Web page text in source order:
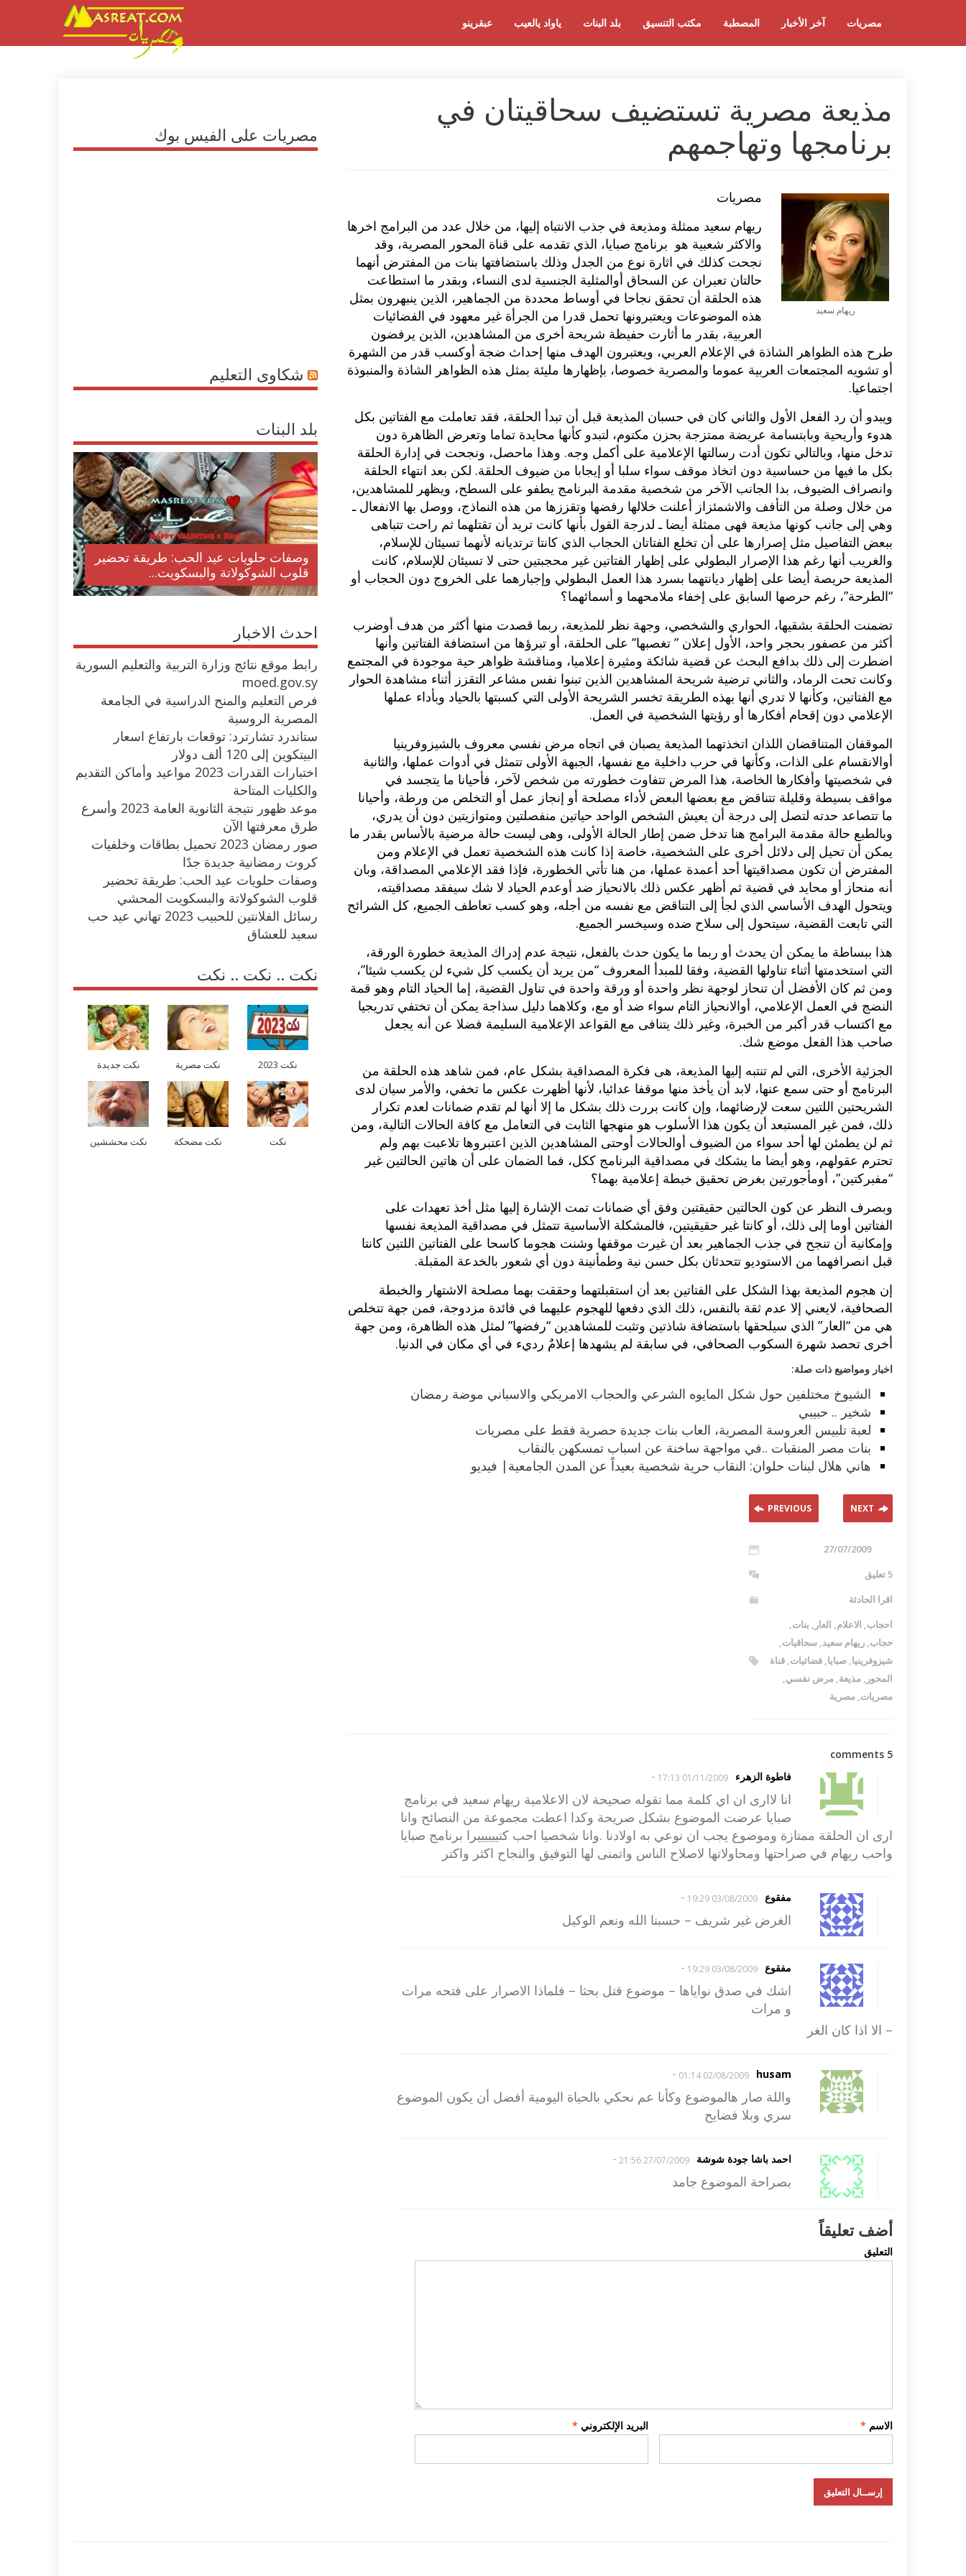
عبقرينو ياواد يالعيب بلد البنات مكتب التنسيق المصطبة آخر الأخبار مصريات
مذيعة مصرية تستضيف سحاقيتان في
برنامجها وتهاجمهم
ريهام سعيد
مصريات
ريهام سعيد ممثلة ومذيعة في جذب الانتباه إليها، من خلال عدد من البرامج اخرها
والاكثر شعبية هو برنامج صبايا، الذي تقدمه على قناة المحور المصرية، وقد
نجحت كذلك في اثارة نوع من الجدل وذلك باستضافتها بنات من المفترض أنهما
حالتان تعبران عن السحاق أوالمثلية الجنسية لدى النساء، وبقدر ما استطاعت
هذه الحلقة أن تحقق نجاحا في أوساط محددة من الجماهير، الذين ينبهرون بمثل
هذه الموضوعات ويعتبرونها تحمل قدرا من الجرأة غير معهود في الفضائيات
العربية، بقدر ما أثارت حفيظة شريحة أخرى من المشاهدين، الذين يرفضون
طرح هذه الظواهر الشاذة في الإعلام العربي، ويعتبرون الهدف منها إحداث ضجة أوكسب قدر من الشهرة
أو تشويه المجتمعات العربية عموما والمصرية خصوصا، بإظهارها مليئة بمثل هذه الظواهر الشاذة والمنبوذة
اجتماعيا.
ويبدو أن رد الفعل الأول والثاني كان في حسبان المذيعة قبل أن تبدأ الحلقة، فقد تعاملت مع الفتاتين بكل
هدوء وأريحية وبابتسامة عريضة ممتزجة بحزن مكتوم، لتبدو كأنها محايدة تماما وتعرض الظاهرة دون
تدخل منها، وبالتالي تكون أدت رسالتها الإعلامية على أكمل وجه. وهذا ماحصل، ونجحت في إدارة الحلقة
بكل ما فيها من حساسية دون اتخاذ موقف سواء سلبا أو إيجابا من ضيوف الحلقة. لكن بعد انتهاء الحلقة
وانصراف الضيوف، بدا الجانب الآخر من شخصية مقدمة البرنامج يطفو على السطح، ويظهر للمشاهدين،
من خلال وصلة من التأفف والاشمئزاز أعلنت خلالها رفضها وتقززها من هذه النماذج، ووصل بها الانفعال ـ
وهي إلى جانب كونها مذيعة فهى ممثلة أيضا ـ لدرجة القول بأنها كانت تريد أن تقتلهما ثم راحت تتباهى
ببعض التفاصيل مثل إصرارها على أن تخلع الفتاتان الحجاب الذي كانتا ترتديانه لأنهما تسيئان للإسلام،
والغريب أنها رغم هذا الإصرار البطولي على إظهار الفتاتين غير محجبتين حتى لا تسيئان للإسلام، كانت
المذيعة حريصة أيضا على إظهار ديانتهما بسرد هذا العمل البطولي وإجبارهما على الخروج دون الحجاب أو
“الطرحة”، رغم حرصها السابق على إخفاء ملامحهما و أسمائهما؟
تضمنت الحلقة بشقيها، الحواري والشخصي، وجهة نظر للمذيعة، ربما قصدت منها أكثر من هدف أوضرب
أكثر من عصفور بحجر واحد، الأول إعلان ” تغصبها” على الحلقة، أو تبرؤها من استضافة الفتاتين وأنها
اضطرت إلى ذلك بدافع البحث عن قضية شائكة ومثيرة إعلاميا، ومناقشة ظواهر حية موجودة في المجتمع
وكانت تحت الرماد، والثاني ترضية شريحة المشاهدين الذين تبنوا نفس مشاعر التقزز أثناء مشاهدة الحوار
مع الفتاتين، وكأنها لا تدري أنها بهذه الطريقة تخسر الشريحة الأولى التي كسبتها بالحياد وبأداء عملها
الإعلامي دون إقحام أفكارها أو رؤيتها الشخصية في العمل.
الموقفان المتناقضان اللذان اتخذتهما المذيعة يصبان في اتجاه مرض نفسي معروف بالشيزوفرينيا
أوالانقسام على الذات، وكأنها في حرب داخلية مع نفسها، الجبهة الأولى تتمثل في أدوات عملها، والثانية
في شخصيتها وأفكارها الخاصة، هذا المرض تتفاوت خطورته من شخص لآخر، فأحيانا ما يتجسد في
مواقف بسيطة وقليلة تتناقض مع بعضها البعض لأداء مصلحة أو إنجاز عمل أو التخلص من ورطة، وأحيانا
ما تتصاعد حدته لتصل إلى درجة أن يعيش الشخص الواحد حياتين منفصلتين ومتوازيتين دون أن يدري،
وبالطبع حالة مقدمة البرامج هنا تدخل ضمن إطار الحالة الأولى، وهى ليست حالة مرضية بالأساس بقدر ما
يمكن أن تحيل إلى دلائل أخرى على الشخصية، خاصة إذا كانت هذه الشخصية تعمل في الإعلام ومن
المفترض أن تكون مصداقيتها أحد أعمدة عملها، من هنا تأتي الخطورة، فإذا فقد الإعلامي المصداقة، وبان
أنه منحاز أو محايد في قضية ثم أظهر عكس ذلك بالانحياز ضد أوعدم الحياد لا شك سيفقد مصداقيته،
ويتحول الهدف الأساسي الذي لجأ إلى التناقض مع نفسه من أجله، وهو كسب تعاطف الجميع، كل الشرائح
التي تابعت القضية، سيتحول إلى سلاح ضده وسيخسر الجميع.
هذا ببساطة ما يمكن أن يحدث أو ربما ما يكون حدث بالفعل، نتيجة عدم إدراك المذيعة خطورة الورقة،
التي استخدمتها أثناء تناولها القضية، وفقا للمبدأ المعروف “من يريد أن يكسب كل شيء لن يكسب شيئا”،
ومن ثم كان الأفضل أن تنحاز لوجهة نظر واحدة أو ورقة واحدة في تناول القضية، إما الحياد التام وهو قمة
النضج في العمل الإعلامي، أوالانحياز التام سواء ضد أو مع، وكلاهما دليل سذاجة يمكن أن تختفي تدريجيا
مع اكتساب قدر أكبر من الخبرة، وغير ذلك يتنافى مع القواعد الإعلامية السليمة فضلا عن أنه يجعل
صاحب هذا الفعل موضع شك.
الجزئية الأخرى، التي لم تنتبه إليها المذيعة، هى فكرة المصداقية بشكل عام، فمن شاهد هذه الحلقة من
البرنامج أو حتى سمع عنها، لابد أن يأخذ منها موقفا عدائيا، لأنها أظهرت عكس ما تخفي، والأمر سيان لدى
الشريحتين اللتين سعت لإرضائهما، وإن كانت بررت ذلك بشكل ما إلا أنها لم تقدم ضمانات لعدم تكرار
ذلك، فمن غير المستبعد أن يكون هذا الأسلوب هو منهجها الثابت في التعامل مع كافة الحالات التالية، ومن
ثم لن يطمئن لها أحد سواء من الضيوف أوالحالات أوحتى المشاهدين الذين اعتبروها تلاعبت بهم ولم
تحترم عقولهم، وهو أيضا ما يشكك في مصداقية البرنامج ككل، فما الضمان على أن هاتين الحالتين غير
“مفبركتين”، أومأجورتين بغرض تحقيق خبطة إعلامية بهما؟
وبصرف النظر عن كون الحالتين حقيقتين وفق أي ضمانات تمت الإشارة إليها مثل أخذ تعهدات على
الفتاتين أوما إلى ذلك، أو كانتا غير حقيقيتين، فالمشكلة الأساسية تتمثل في مصداقية المذيعة نفسها
وإمكانية أن تنجح في جذب الجماهير بعد أن غيرت موقفها وشنت هجوما كاسحا على الفتاتين اللتين كانتا
قبل انصرافهما من الاستوديو تتحدثان بكل حسن نية وطمأنينة دون أي شعور بالخدعة المقبلة.
إن هجوم المذيعة بهذا الشكل على الفتاتين بعد أن استقبلتهما وحققت بهما مصلحة الاشتهار والخبطة
الصحافية، لايعني إلا عدم ثقة بالنفس، ذلك الذي دفعها للهجوم عليهما في فائدة مزدوجة، فمن جهة تتخلص
هي من “العار” الذي سيلحقها باستضافة شاذتين وتثبت للمشاهدين “رفضها” لمثل هذه الظاهرة، ومن جهة
أخرى تحصد شهرة السكوب الصحافي، في سابقة لم يشهدها إعلامٌ رديء في أي مكان في الدنيا.
اخبار ومواضيع ذات صلة:
الشيوخ مختلفين حول شكل المايوه الشرعي والحجاب الامريكي والاسباني موضة رمضان
شخير .. حبيبي
لعبة تلبيس العروسة المصرية، العاب بنات جديدة حصرية فقط على مصريات
بنات مصر المنقبات ..في مواجهة ساخنة عن اسباب تمسكهن بالنقاب
هاني هلال لبنات حلوان: النقاب حرية شخصية بعيداً عن المدن الجامعية| فيديو
PREVIOUS NEXT
27/07/2009
5 تعليق
اقرا الحادثة
احجاب, الاعلام, العار , بنات,
حجاب, ريهام سعيد, سحاقيات,
شيزوفرينيا, صبايا, فضائيات, قناة
المحور , مذيعة, مرض نفسي,
مصريات, مصرية
5 comments
فاطوة الزهرء
01/11/2009 17:13
-
انا لاارى ان اي كلمة مما تقوله صحيحة لان الاعلامية ريهام سعيد في برنامج
صبايا عرضت الموضوع بشكل صريحة وكدا اعطت مجموعة من النصائح وانا
ارى ان الحلقة ممتازة وموضوع يجب ان نوعي به اولادنا .وانا شخصيا احب كتييييييرا برنامج صبايا
واحب ريهام في صراحتها ومحاولاتها لاصلاح الناس واتمنى لها التوفيق والنجاح اكثر واكتر
مفقوع 03/08/2009 19:29
-
الغرض غير شريف – حسبنا الله ونعم الوكيل
مفقوع 03/08/2009 19:29
-
اشك في صدق نواياها – موضوع قتل بحثا – فلماذا الاصرار على فتحه مرات
و مرات
– الا اذا كان الغر
husam
02/08/2009 01:14
-
واللة صار هالموضوع وكأنا عم نحكي بالحياة اليومية أفضل أن يكون الموضوع
سري وبلا فضايح
احمد باشا جودة شوشة 27/07/2009 21:56
-
بصراحة الموضوع جامد
أضف تعليقاً
التعليق
الاسم * البريد الإلكتروني *
مصريات على الفيس بوك
شكاوى التعليم
بلد البنات
وصفات حلويات عيد الحب: طريقة تحضير
قلوب الشوكولاتة والبسكويت...
وصفات أكلات عيد راس السنة الميلادية
والميلاد المجيد الكريسما...
طريقة تحضير حلاوة المولد النبوي مع
وصفات بالفيديو والصور...
اكلات عيد الاضحى 2023 وصفات طبخ
احدث الاخبار
رابط موقع نتائج وزارة التربية والتعليم السورية
moed.gov.sy
فرص التعليم والمنح الدراسية في الجامعة
المصرية الروسية
ستاندرد تشارترد: توقعات بارتفاع اسعار
البيتكوين إلى 120 ألف دولار
اختبارات القدرات 2023 مواعيد وأماكن التقديم
والكليات المتاحة
موعد ظهور نتيجة الثانوية العامة 2023 وأسرع
طرق معرفتها الآن
صور رمضان 2023 تحميل بطاقات وخلفيات
كروت رمضانية جديدة جدًا
وصفات حلويات عيد الحب: طريقة تحضير
قلوب الشوكولاتة والبسكويت المحشي
رسائل الفلانتين للحبيب 2023 تهاني عيد حب
سعيد للعشاق
نكت .. نكت .. نكت
نكت 2023 نكت مصرية نكت جديدة
نكت نكت مضحكة نكت محششين